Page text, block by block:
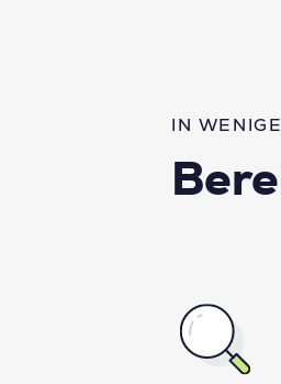
IN